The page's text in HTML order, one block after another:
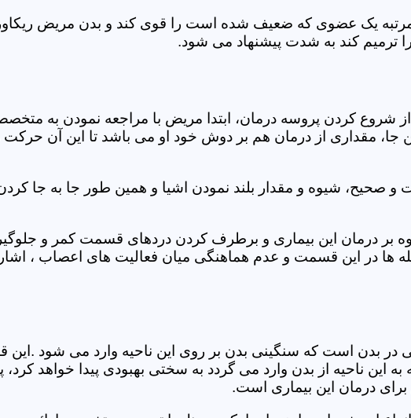
یک عضوی که ضعیف شده است را قوی کند و بدن مریض
ترمیم کند به شدت پیشنهاد می شود.
شروع کردن پروسه درمان، ابتدا مریض با مراجعه نمودن به
مقداری از درمان هم بر دوش خود او می باشد تا این آن حرکت
صحیح، شیوه و مقدار بلند نمودن اشیا و همین طور جا به جا
علاوه بر درمان این بیماری و برطرف کردن دردهای قسمت کمر و
ها در این قسمت و عدم هماهنگی میان فعالیت های اعصاب ،
بدن است که سنگینی بدن بر روی این ناحیه وارد می شود .این
این ناحیه از بدن وارد می گردد به سختی بهبودی پیدا خواهد
درمان این بیماری است.